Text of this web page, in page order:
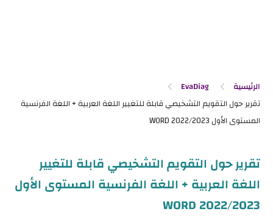
الرئيسية EvaDiag
تقرير حول التقويم التشخيصي قابلة للتغيير
اللغة العربية + اللغة الفرنسية المستوى الأول
WORD 2022/2023